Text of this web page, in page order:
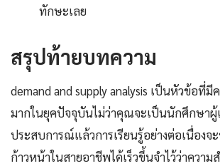
ทักษะเลย
สรุปท้ายบทความ
demand and supply analysis เป็นหัวข้อที่
มากในยุคปัจจุบันไม่ว่าคุณจะเป็นนักศึกษา
ประสบการณ์แล้วการเรียนรู้อย่างต่อเนื่องจ
ก้าวหน้าในสายอาชีพได้เร็วขึ้นจำไว้ว่าความ